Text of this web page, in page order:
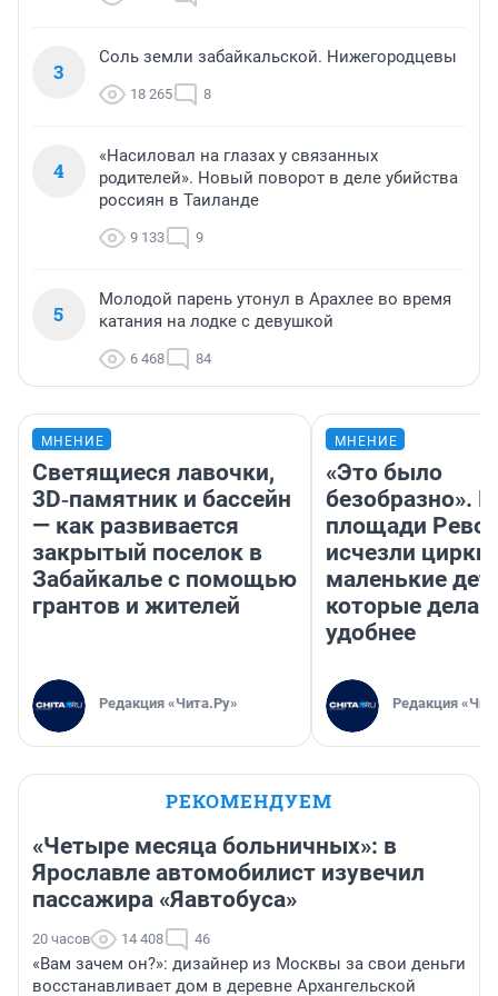
3
Соль земли забайкальской. Нижегородцевы
18 265 8
4
«Насиловал на глазах у связанных
родителей». Новый поворот в деле убийства
россиян в Таиланде
9 133 9
5
Молодой парень утонул в Арахлее во время
катания на лодке с девушкой
6 468 84
МНЕНИЕ
Светящиеся лавочки,
3D‑памятник и бассейн
— как развивается
закрытый поселок в
Забайкалье с помощью
грантов и жителей
Редакция «Чита.Ру»
МНЕНИЕ
«Это было
безобразно».
площади
исчезли цирки
маленькие
которые
удобнее
Редакция
РЕКОМЕНДУЕМ
«Четыре месяца больничных»: в
Ярославле автомобилист изувечил
пассажира «Яавтобуса»
20 часов 14 408 46
«Вам зачем он?»: дизайнер из Москвы за свои деньги
восстанавливает дом в деревне Архангельской